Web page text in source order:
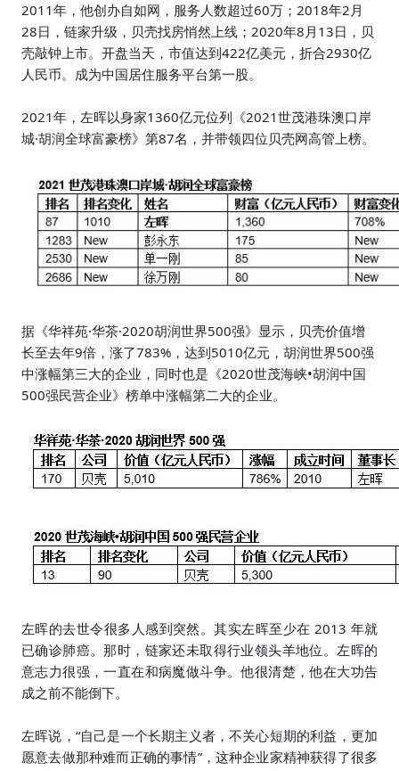
2011年，他创办自如网，服务人数超过60万；2018年2月
28日，链家升级，贝壳找房悄然上线；2020年8月13日，贝
壳敲钟上市。开盘当天，市值达到422亿美元，折合2930亿
人民币。成为中国居住服务平台第一股。
2021年，左晖以身家1360亿元位列《2021世茂港珠澳口岸
城·胡润全球富豪榜》第87名，并带领四位贝壳网高管上榜。
据《华祥苑·华茶·2020胡润世界500强》显示，贝壳价值增
长至去年9倍，涨了783%，达到5010亿元，胡润世界500强
中涨幅第三大的企业，同时也是 《2020世茂海峡•胡润中国
500强民营企业》 榜单中涨幅第二大的企业。
左晖的去世令很多人感到突然。其实左晖至少在 2013 年就
已确诊肺癌。那时，链家还未取得行业领头羊地位。左晖的
意志力很强，一直在和病魔做斗争。他很清楚，他在大功告
成之前不能倒下。
左晖说，“自己是一个长期主义者，不关心短期的利益，更加
愿意去做那种难而正确的事情”，这种企业家精神获得了很多